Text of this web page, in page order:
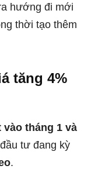
hướng đi mới
thời tạo thêm
tăng 4%
tháng 1 và
tư đang kỳ
.